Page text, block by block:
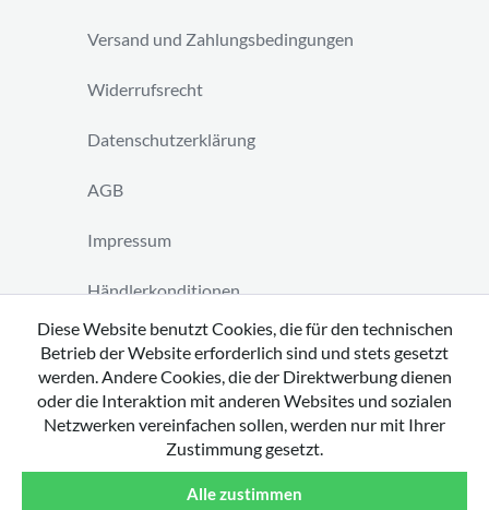
Versand und Zahlungsbedingungen
Widerrufsrecht
Datenschutzerklärung
AGB
Impressum
Händlerkonditionen
Vertrag widerrufen
Diese Website benutzt Cookies, die für den technischen
Betrieb der Website erforderlich sind und stets gesetzt
werden. Andere Cookies, die der Direktwerbung dienen
oder die Interaktion mit anderen Websites und sozialen
Netzwerken vereinfachen sollen, werden nur mit Ihrer
Zustimmung gesetzt.